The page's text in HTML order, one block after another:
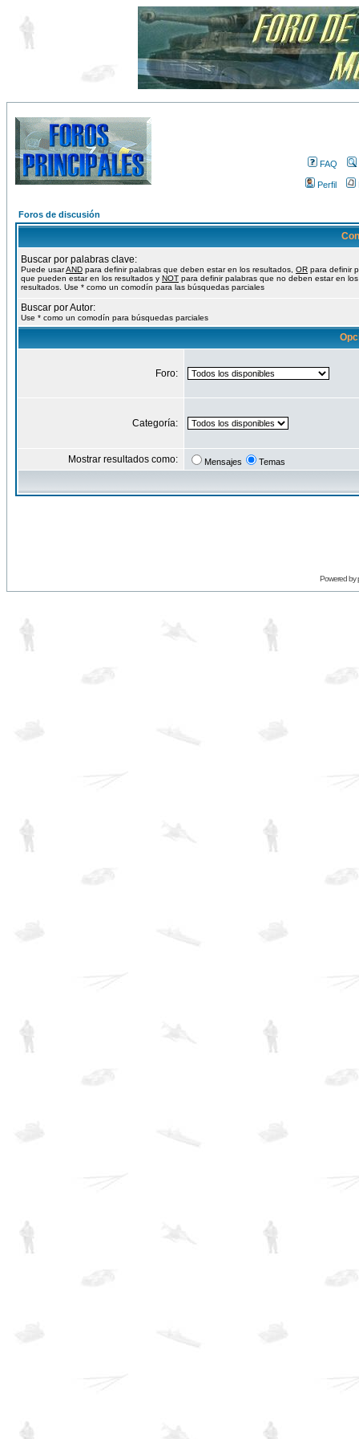
FAQ
Perfil
Foros de discusión
Buscar por palabras clave:
Puede usarAND para definir palabras que deben estar en los resultados, OR para definir
que pueden estar en los resultados y NOT para definir palabras que no deben estar en los
resultados. Use * como un comodín para las búsquedas parciales
Buscar por Autor:
Use * como un comodín para búsquedas parciales
Foro:
Categoría:
Mostrar resultados como: Mensajes Temas
Powered by